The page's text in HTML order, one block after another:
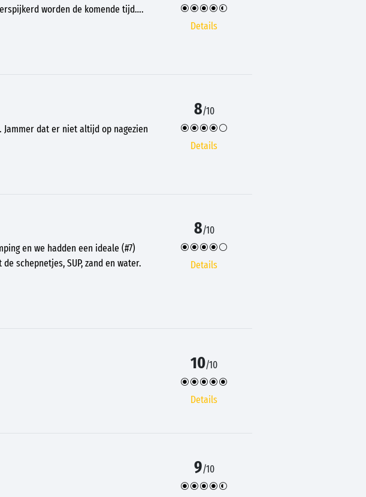
worden de komende tijd….
Details
dat er niet altijd op nagezien
8/10
Details
en we hadden een ideale (#7)
schepnetjes, SUP, zand en water.
8/10
Details
10/10
Details
9/10